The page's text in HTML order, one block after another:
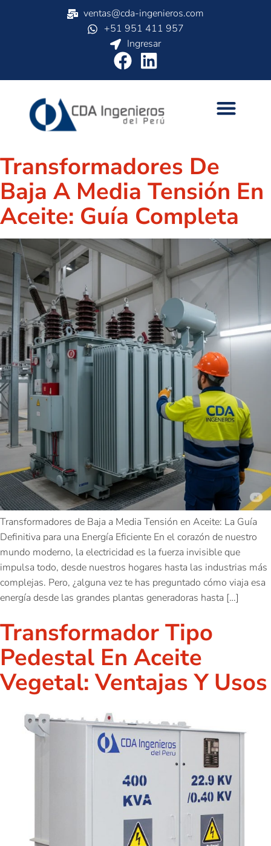
ventas@cda-ingenieros.com
+51 951 411 957
Ingresar
Transformadores De
Baja A Media Tensión En
Aceite: Guía Completa
Transformadores de Baja a Media Tensión en Aceite: La Guía
Definitiva para una Energía Eficiente En el corazón de nuestro
mundo moderno, la electricidad es la fuerza invisible que
impulsa todo, desde nuestros hogares hasta las industrias más
complejas. Pero, ¿alguna vez te has preguntado cómo viaja esa
energía desde las grandes plantas generadoras hasta […]
Transformador Tipo
Pedestal En Aceite
Vegetal: Ventajas Y Usos